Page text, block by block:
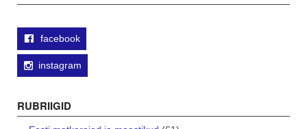
facebook
instagram
RUBRIIGID